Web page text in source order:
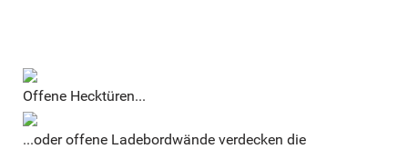
Offene Hecktüren...
...oder offene Ladebordwände verdecken die